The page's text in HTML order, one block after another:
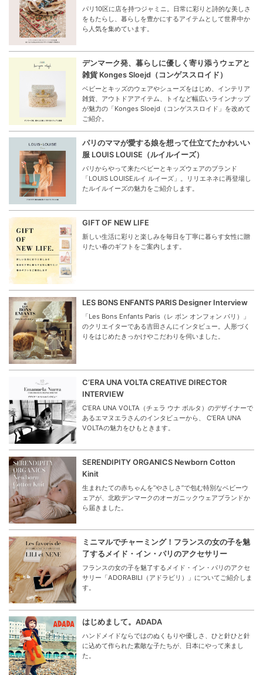
パリ10区に店を持つジャミニ。日常に彩りと詩的な美しさ
をもたらし、暮らしを豊かにするアイテムとして世界中か
ら人気を集めています。
デンマーク発、暮らしに優しく寄り添うウェアと
雑貨 Konges Sloejd（コンゲススロイド）
ベビーとキッズのウェアやシューズをはじめ、インテリア
雑貨、アウトドアアイテム、トイなど幅広いラインナップ
が魅力の「Konges Sloejd（コンゲススロイド」を改めて
ご紹介。
パリのママが愛する娘を想って仕立てたかわいい
服 LOUIS LOUISE（ルイルイーズ）
パリからやって来たベビーとキッズウェアのブランド
「LOUIS LOUISEルイ ルイーズ」。リリエネネに再登場し
たルイルイーズの魅力をご紹介します。
GIFT OF NEW LIFE
新しい生活に彩りと楽しみを毎日を丁寧に暮らす女性に贈
りたい春のギフトをご案内します。
LES BONS ENFANTS PARIS Designer Interview
「Les Bons Enfants Paris（レ ボン オンフォン パリ）」
のクリエイターである吉田さんにインタビュー。人形づく
りをはじめたきっかけやこだわりを伺いました。
C’ERA UNA VOLTA CREATIVE DIRECTOR
INTERVIEW
C’ERA UNA VOLTA（チェラ ウナ ボルタ）のデザイナーで
あるエマヌエラさんのインタビューから、 C’ERA UNA
VOLTAの魅力をひもときます。
SERENDIPITY ORGANICS Newborn Cotton
Kinit
生まれたての赤ちゃんを“やさしさ”で包む特別なベビーウ
ェアが、北欧デンマークのオーガニックウェアブランドか
ら届きました。
ミニマルでチャーミング！フランスの女の子を魅
了するメイド・イン・パリのアクセサリー
フランスの女の子を魅了するメイド・イン・パリのアクセ
サリー「ADORABILI（アドラビリ）」についてご紹介しま
す。
はじめまして。ADADA
ハンドメイドならではのぬくもりや優しさ、ひと針ひと針
に込めて作られた素敵な子たちが、日本にやって来まし
た。